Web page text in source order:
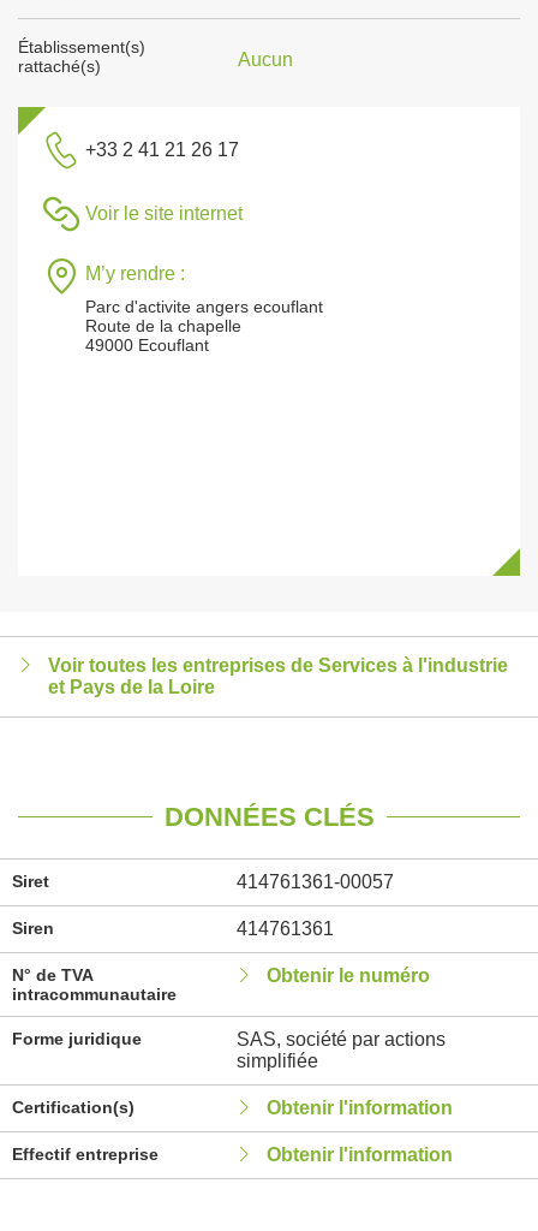
Établissement(s)
rattaché(s)
Aucun
+33 2 41 21 26 17
Voir le site internet
M’y rendre :
Parc d'activite angers ecouflant
Route de la chapelle
49000 Ecouflant
Voir toutes les entreprises de Services à l'industrie
et Pays de la Loire
DONNÉES CLÉS
Siret 414761361-00057
Siren 414761361
N° de TVA
intracommunautaire
Obtenir le numéro
Forme juridique
SAS, société par actions
simplifiée
Certification(s) Obtenir l'information
Effectif entreprise Obtenir l'information